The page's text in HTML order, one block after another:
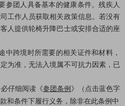
参团人具备基本的健康条件。残疾人
工作人员获取相关政策信息。若没有
人提供轮椅升降巴士或安排合适的座
中跨境时所需要的相关证件和材料，
为准，无法入境属不可抗力因素，已
仔细阅读《参团条例 》（点击蓝色字
和条件下履行义务，除非在此条例中